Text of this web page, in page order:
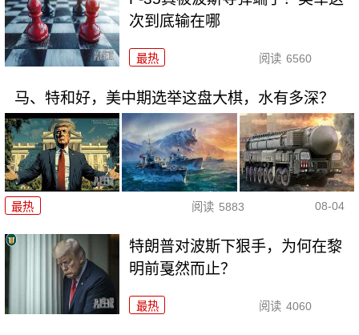
次到底输在哪
最热 阅读 6560
马、特和好，美中期选举这盘大棋，水有多深？
最热 阅读 5883 08-04
特朗普对波斯下狠手，为何在黎
明前戛然而止？
最热 阅读 4060